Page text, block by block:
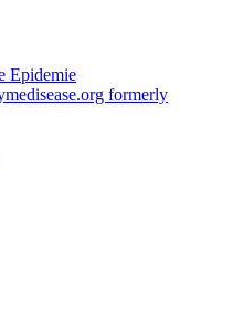
Epidemie
formerly